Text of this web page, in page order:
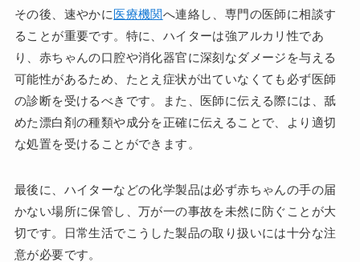
その後、速やかに医療機関へ連絡し、専門の医師に相談す
ることが重要です。特に、ハイターは強アルカリ性であ
り、赤ちゃんの口腔や消化器官に深刻なダメージを与える
可能性があるため、たとえ症状が出ていなくても必ず医師
の診断を受けるべきです。また、医師に伝える際には、舐
めた漂白剤の種類や成分を正確に伝えることで、より適切
な処置を受けることができます。
最後に、ハイターなどの化学製品は必ず赤ちゃんの手の届
かない場所に保管し、万が一の事故を未然に防ぐことが大
切です。日常生活でこうした製品の取り扱いには十分な注
意が必要です。